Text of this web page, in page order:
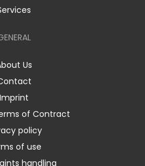
Us
Imprint
of Contract
policy
of use
handling